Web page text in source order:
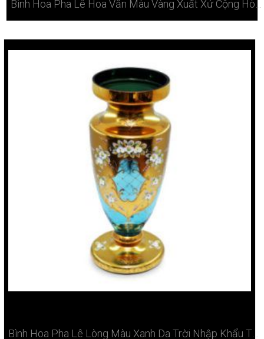
Bình Hoa Pha Lê Hoa Văn Màu Vàng Xuất Xứ Cộng Hòa Sec
Bình Hoa Pha Lê Lòng Màu Xanh Da Trời Nhập Khẩu Tiệp Cao 40cm